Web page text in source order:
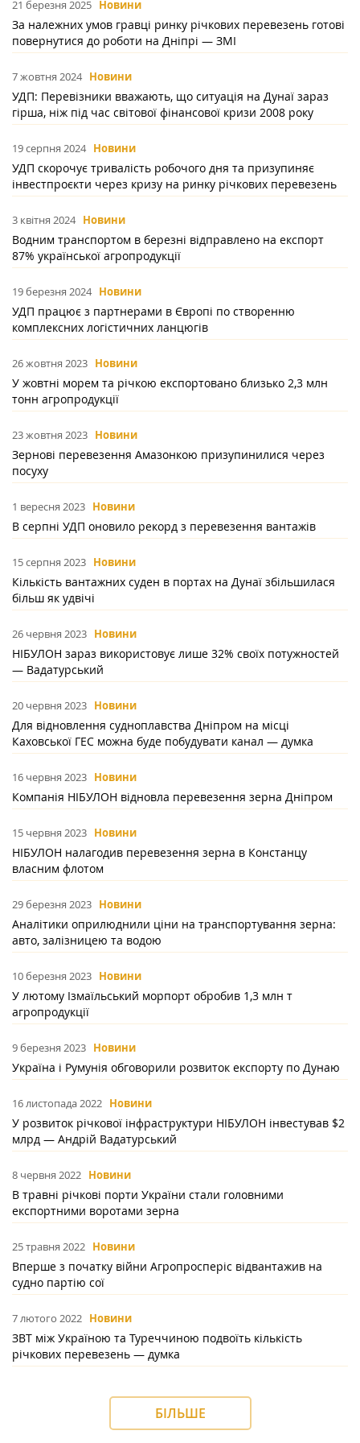
21 березня 2025 Новини
За належних умов гравці ринку річкових перевезень готові
повернутися до роботи на Дніпрі — ЗМІ
7 жовтня 2024 Новини
УДП: Перевізники вважають, що ситуація на Дунаї зараз
гірша, ніж під час світової фінансової кризи 2008 року
19 серпня 2024 Новини
УДП скорочує тривалість робочого дня та призупиняє
інвестпроєкти через кризу на ринку річкових перевезень
3 квітня 2024 Новини
Водним транспортом в березні відправлено на експорт
87% української агропродукції
19 березня 2024 Новини
УДП працює з партнерами в Європі по створенню
комплексних логістичних ланцюгів
26 жовтня 2023 Новини
У жовтні морем та річкою експортовано близько 2,3 млн
тонн агропродукції
23 жовтня 2023 Новини
Зернові перевезення Амазонкою призупинилися через
посуху
1 вересня 2023 Новини
В серпні УДП оновило рекорд з перевезення вантажів
15 серпня 2023 Новини
Кількість вантажних суден в портах на Дунаї збільшилася
більш як удвічі
26 червня 2023 Новини
НІБУЛОН зараз використовує лише 32% своїх потужностей
— Вадатурський
20 червня 2023 Новини
Для відновлення судноплавства Дніпром на місці
Каховської ГЕС можна буде побудувати канал — думка
16 червня 2023 Новини
Компанія НІБУЛОН відновла перевезення зерна Дніпром
15 червня 2023 Новини
НІБУЛОН налагодив перевезення зерна в Констанцу
власним флотом
29 березня 2023 Новини
Аналітики оприлюднили ціни на транспортування зерна:
авто, залізницею та водою
10 березня 2023 Новини
У лютому Ізмаїльський морпорт обробив 1,3 млн т
агропродукції
9 березня 2023 Новини
Україна і Румунія обговорили розвиток експорту по Дунаю
16 листопада 2022 Новини
У розвиток річкової інфраструктури НІБУЛОН інвестував $2
млрд — Андрій Вадатурський
8 червня 2022 Новини
В травні річкові порти України стали головними
експортними воротами зерна
25 травня 2022 Новини
Вперше з початку війни Агропросперіс відвантажив на
судно партію сої
7 лютого 2022 Новини
ЗВТ між Україною та Туреччиною подвоїть кількість
річкових перевезень — думка
БІЛЬШЕ